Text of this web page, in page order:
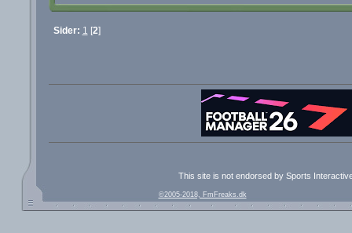
Sider: 1 [2]
This site is not endorsed by Sports
©2005-2018, FmFreaks.dk